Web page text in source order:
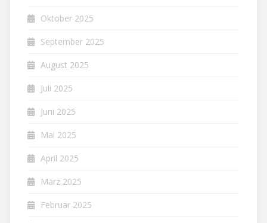
Oktober 2025
September 2025
August 2025
Juli 2025
Juni 2025
Mai 2025
April 2025
März 2025
Februar 2025